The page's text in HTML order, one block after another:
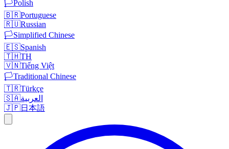
🏳️Polish
🇧🇷Portuguese
🇷🇺Russian
🏳️Simplified Chinese
🇪🇸Spanish
🇹🇭TH
🇻🇳Tiếng Việt
🏳️Traditional Chinese
🇹🇷Türkçe
🇸🇦العربية
🇯🇵日本語